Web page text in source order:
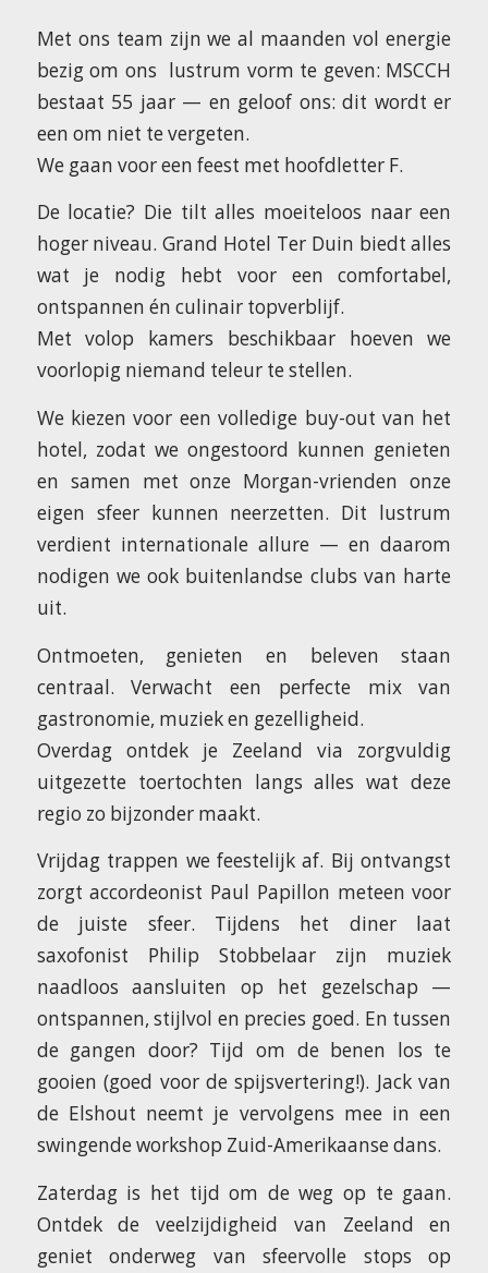
Met ons team zijn we al maanden vol energie
bezig om ons lustrum vorm te geven: MSCCH
bestaat 55 jaar — en geloof ons: dit wordt er
een om niet te vergeten.
We gaan voor een feest met hoofdletter F.
De locatie? Die tilt alles moeiteloos naar een
hoger niveau. Grand Hotel Ter Duin biedt alles
wat je nodig hebt voor een comfortabel,
ontspannen én culinair topverblijf.
Met volop kamers beschikbaar hoeven we
voorlopig niemand teleur te stellen.
We kiezen voor een volledige buy-out van het
hotel, zodat we ongestoord kunnen genieten
en samen met onze Morgan-vrienden onze
eigen sfeer kunnen neerzetten. Dit lustrum
verdient internationale allure — en daarom
nodigen we ook buitenlandse clubs van harte
uit.
Ontmoeten, genieten en beleven staan
centraal. Verwacht een perfecte mix van
gastronomie, muziek en gezelligheid.
Overdag ontdek je Zeeland via zorgvuldig
uitgezette toertochten langs alles wat deze
regio zo bijzonder maakt.
Vrijdag trappen we feestelijk af. Bij ontvangst
zorgt accordeonist Paul Papillon meteen voor
de juiste sfeer. Tijdens het diner laat
saxofonist Philip Stobbelaar zijn muziek
naadloos aansluiten op het gezelschap —
ontspannen, stijlvol en precies goed. En tussen
de gangen door? Tijd om de benen los te
gooien (goed voor de spijsvertering!). Jack van
de Elshout neemt je vervolgens mee in een
swingende workshop Zuid-Amerikaanse dans.
Zaterdag is het tijd om de weg op te gaan.
Ontdek de veelzijdigheid van Zeeland en
geniet onderweg van sfeervolle stops op